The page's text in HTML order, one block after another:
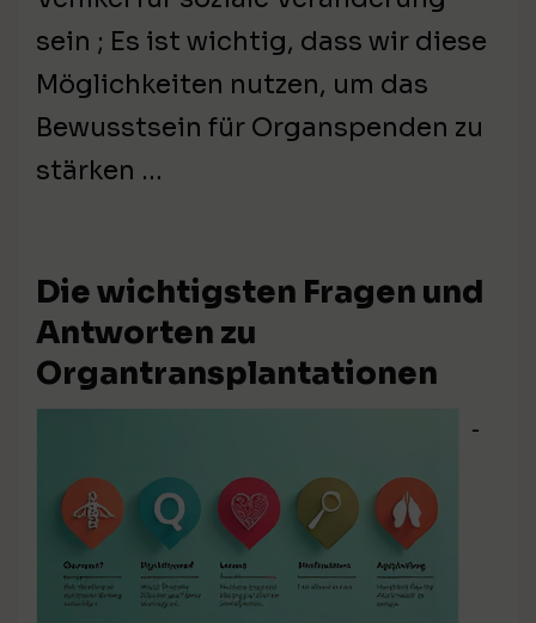
sein ; Es ist wichtig, dass wir diese
Möglichkeiten nutzen, um das
Bewusstsein für Organspenden zu
stärken …
Die wichtigsten Fragen und
Antworten zu
Organtransplantationen
⁃